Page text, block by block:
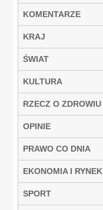
KOMENTARZE
KRAJ
ŚWIAT
KULTURA
RZECZ O ZDROWIU
OPINIE
PRAWO CO DNIA
EKONOMIA I RYNEK
SPORT